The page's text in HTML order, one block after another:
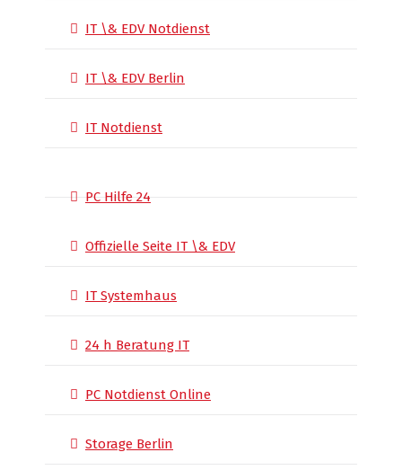
IT \& EDV Notdienst
IT \& EDV Berlin
IT Notdienst
PC Hilfe 24
Offizielle Seite IT \& EDV
IT Systemhaus
24 h Beratung IT
PC Notdienst Online
Storage Berlin